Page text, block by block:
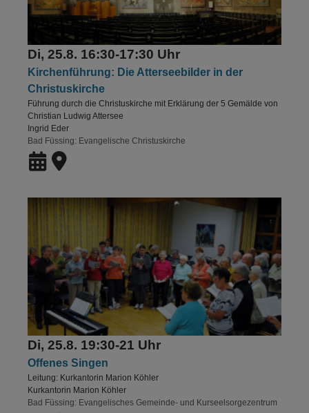
Di, 25.8. 16:30-17:30 Uhr
Kirchenführung: Die Atterseebilder in der
Christuskirche
Führung durch die Christuskirche mit Erklärung der 5 Gemälde von
Christian Ludwig Attersee
Ingrid Eder
Bad Füssing
Evangelische Christuskirche
Di, 25.8. 19:30-21 Uhr
Offenes Singen
Leitung: Kurkantorin Marion Köhler
Kurkantorin Marion Köhler
Bad Füssing
Evangelisches Gemeinde- und Kurseelsorgezentrum